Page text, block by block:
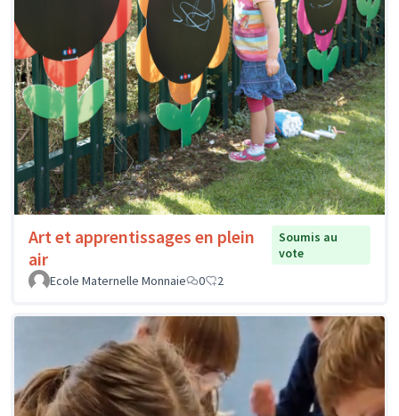
Art et apprentissages en plein
air
Soumis au
vote
Ecole Maternelle Monnaie
0 2